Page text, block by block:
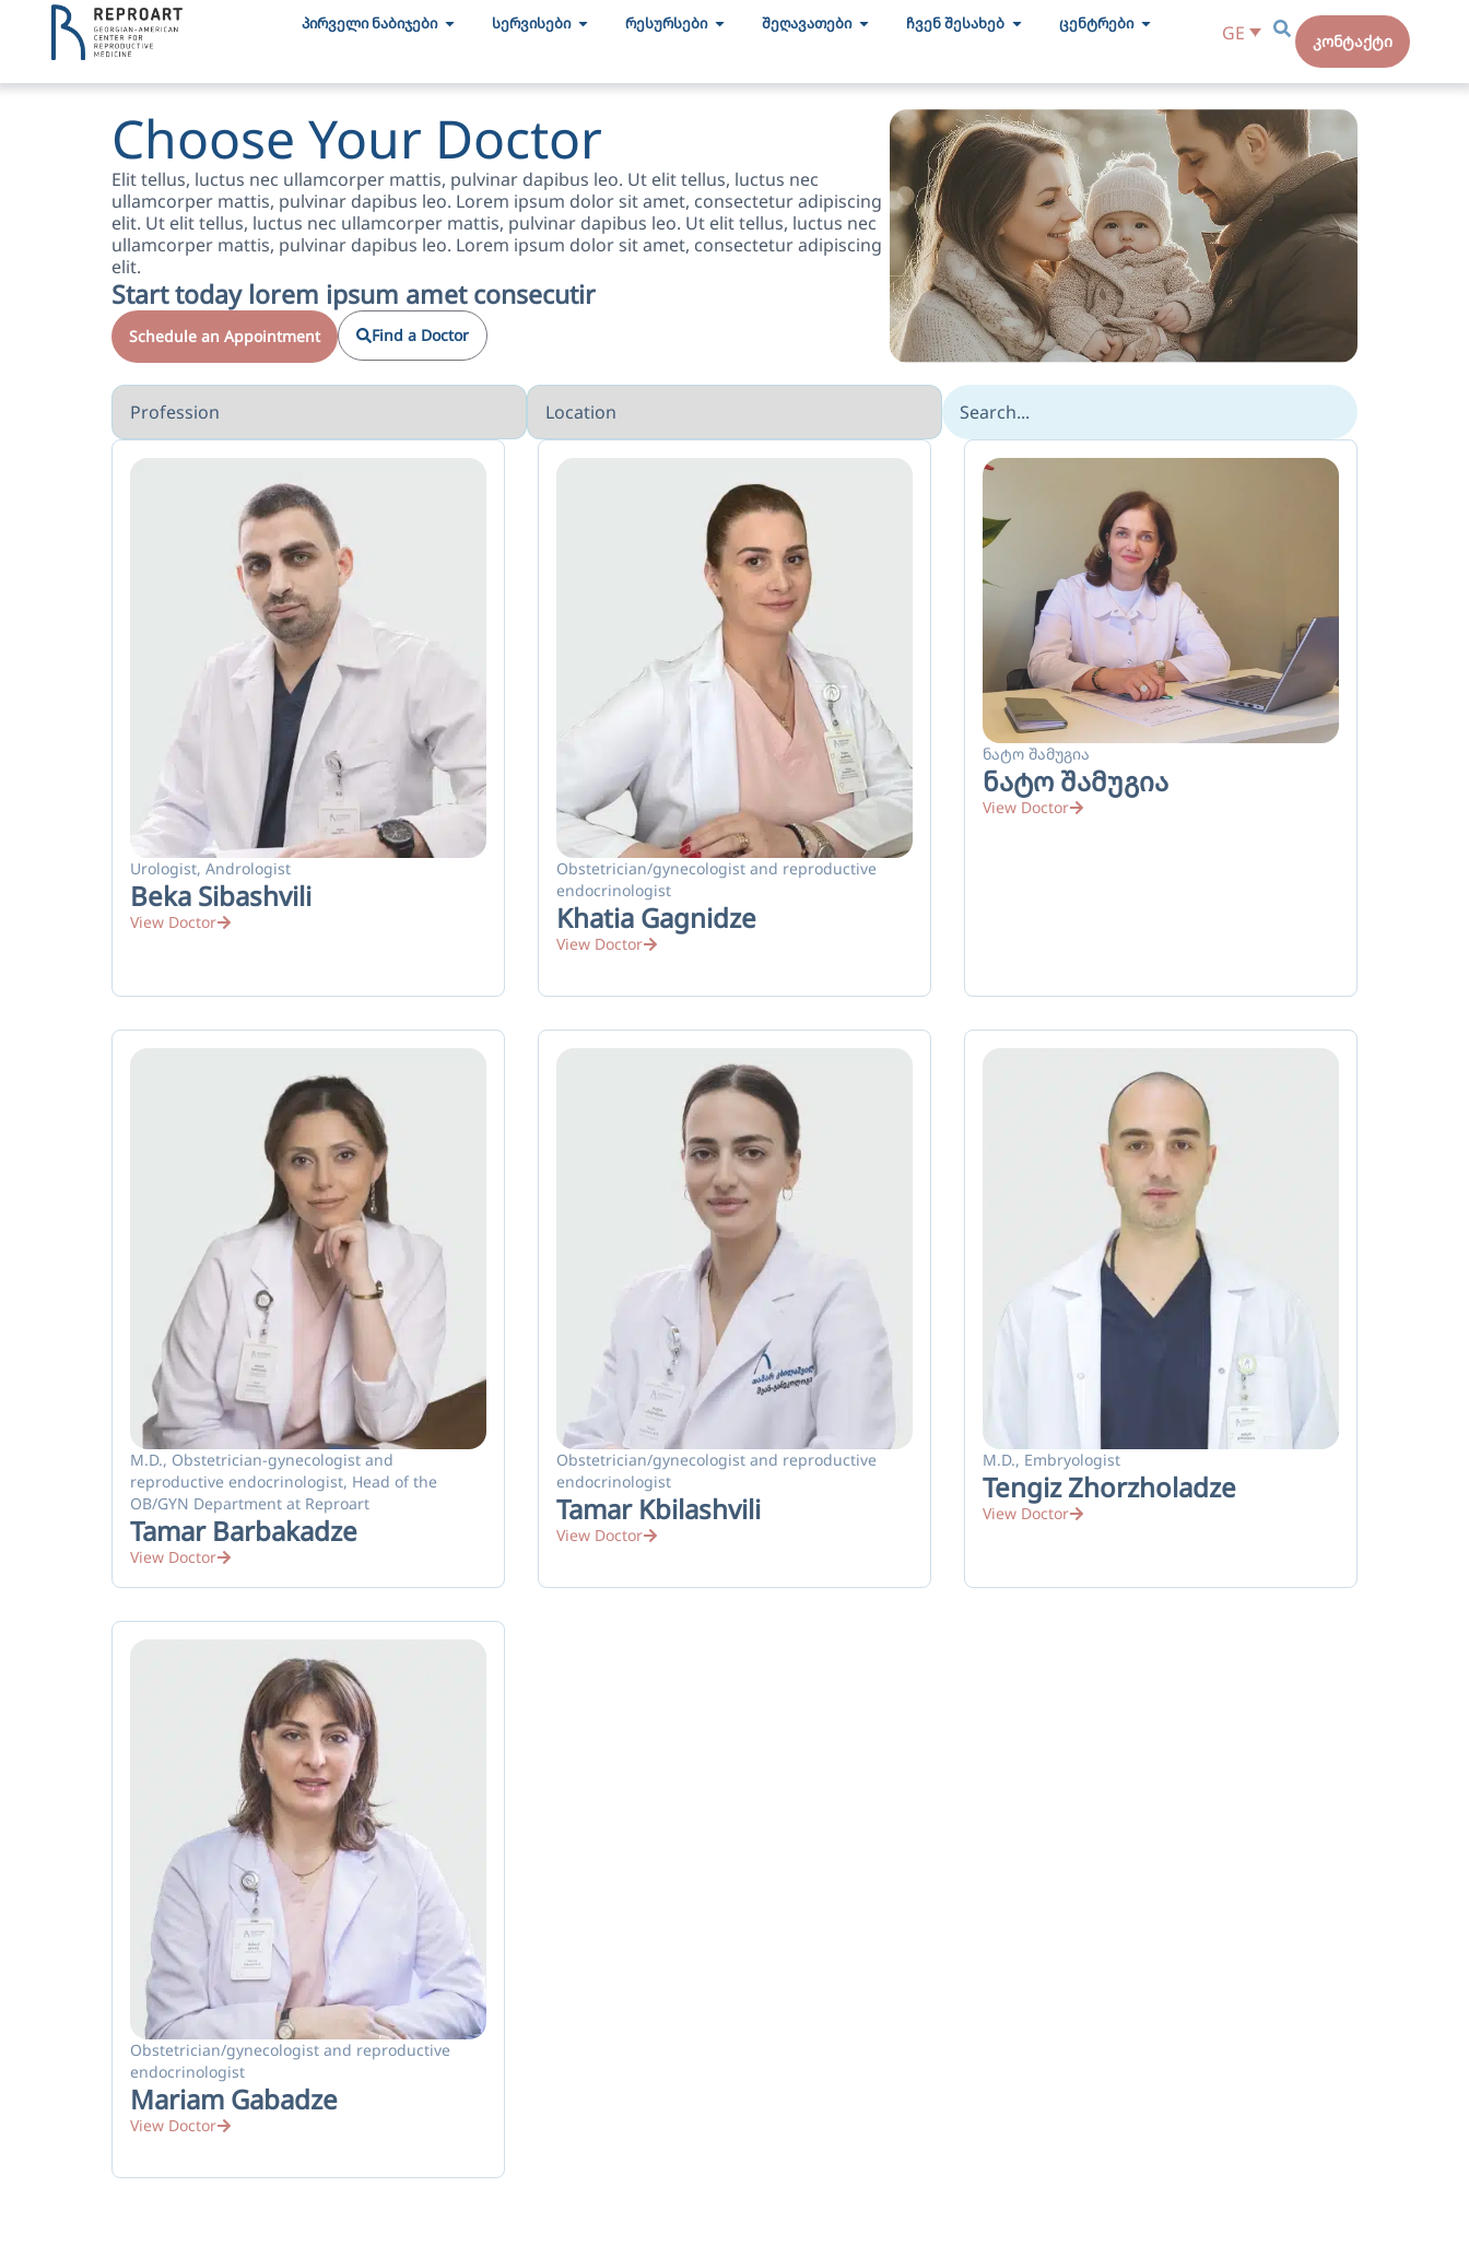
პირველი ნაბიჯები სერვისები რესურსები შეღავათები ჩვენ შესახებ ცენტრები GE კონტაქტი
Choose Your Doctor
Elit tellus, luctus nec ullamcorper mattis, pulvinar dapibus leo. Ut elit tellus, luctus nec
ullamcorper mattis, pulvinar dapibus leo. Lorem ipsum dolor sit amet, consectetur adipiscing
elit. Ut elit tellus, luctus nec ullamcorper mattis, pulvinar dapibus leo. Ut elit tellus, luctus nec
ullamcorper mattis, pulvinar dapibus leo. Lorem ipsum dolor sit amet, consectetur adipiscing
elit.
Start today lorem ipsum amet consecutir
Schedule an Appointment Find a Doctor
Urologist, Andrologist
Beka Sibashvili
View Doctor
Obstetrician/gynecologist and reproductive
endocrinologist
Khatia Gagnidze
View Doctor
ნატო შამუგია
ნატო შამუგია
View Doctor
M.D., Obstetrician-gynecologist and
reproductive endocrinologist, Head of the
OB/GYN Department at Reproart
Tamar Barbakadze
View Doctor
Obstetrician/gynecologist and reproductive
endocrinologist
Tamar Kbilashvili
View Doctor
M.D., Embryologist
Tengiz Zhorzholadze
View Doctor
Obstetrician/gynecologist and reproductive
endocrinologist
Mariam Gabadze
View Doctor